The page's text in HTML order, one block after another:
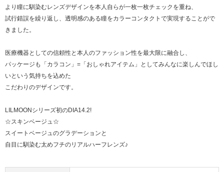
より瞳に馴染むレンズデザインを本人自らが一枚一枚チェックを重ね、
試行錯誤を繰り返し、透明感のある瞳をカラーコンタクトで実現することがで
きました。
医療機器としての信頼性と本人のファッション性を最大限に融合し、
パッケージも「カラコン」=「おしゃれアイテム」としてみんなに楽しんでほし
いという気持ちを込めた
こだわりのデザインです。
LILMOONシリーズ初のDIA14.2!
☆スキンベージュ☆
スイートベージュのグラデーションと
自目に馴染む太めフチのリアルハーフレンズ♪